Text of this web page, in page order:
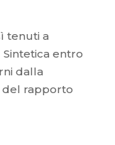
tenuti a
entro
dalla
del rapporto